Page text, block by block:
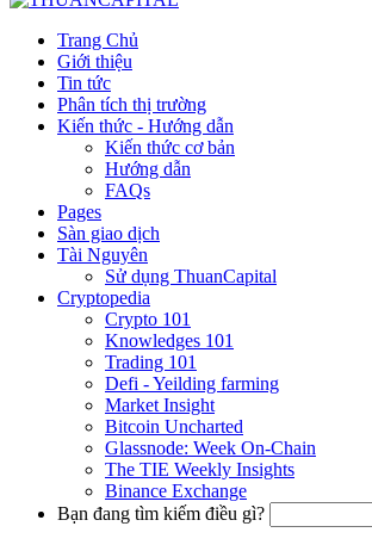
Trang Chủ
Giới thiệu
Tin tức
Phân tích thị trường
Kiến thức - Hướng dẫn
Kiến thức cơ bản
Hướng dẫn
FAQs
Pages
Sàn giao dịch
Tài Nguyên
Sử dụng ThuanCapital
Cryptopedia
Crypto 101
Knowledges 101
Trading 101
Defi - Yeilding farming
Market Insight
Bitcoin Uncharted
Glassnode: Week On-Chain
The TIE Weekly Insights
Binance Exchange
Bạn đang tìm kiếm điều gì?